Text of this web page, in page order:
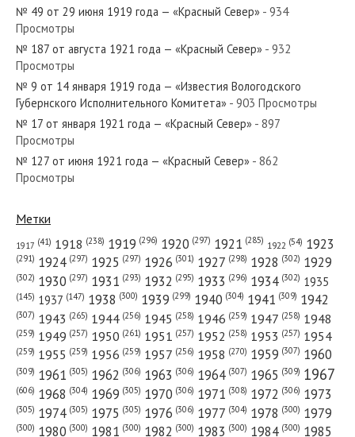
№ 206 от 24 сентября 1918 года — «Известия
Вологодского Губернского Исполнительного Комитета»...
№ 87 от апреля 1968 года — «Красный Север»
№ 6 от января 1940 года — «Красный Север»
№ 91 от апреля 1971 года — «Красный Север»
№ 49 от 29 июня 1919 года — «Красный Север» - 934
Просмотры
№ 187 от августа 1921 года — «Красный Север» - 932
Просмотры
№ 9 от 14 января 1919 года — «Известия Вологодского
Губернского Исполнительного Комитета» - 903 Просмотры
№ 17 от января 1921 года — «Красный Север» - 897
Просмотры
№ 127 от июня 1921 года — «Красный Север» - 862
Просмотры
Метки
1917 (41) 1918 (238) 1919 (296) 1920 (297) 1921 (285) 1922 (54) 1923
(291) 1924 (297) 1925 (297) 1926 (301) 1927 (298) 1928 (302) 1929
(302) 1930 (297) 1931 (293) 1932 (295) 1933 (296) 1934 (302) 1935
(145) 1937 (147) 1938 (300) 1939 (299) 1940 (304) 1941 (309) 1942
(307) 1943 (265) 1944 (256) 1945 (258) 1946 (259) 1947 (258) 1948
(259) 1949 (257) 1950 (261) 1951 (257) 1952 (258) 1953 (257) 1954
(259) 1955 (259) 1956 (259) 1957 (256) 1958 (270) 1959 (307) 1960
(309) 1961 (305) 1962 (306) 1963 (306) 1964 (307) 1965 (309) 1967
(606) 1968 (304) 1969 (305) 1970 (306) 1971 (308) 1972 (306) 1973
(305) 1974 (305) 1975 (305) 1976 (306) 1977 (304) 1978 (300) 1979
(300) 1980 (300) 1981 (300) 1982 (300) 1983 (300) 1984 (300) 1985